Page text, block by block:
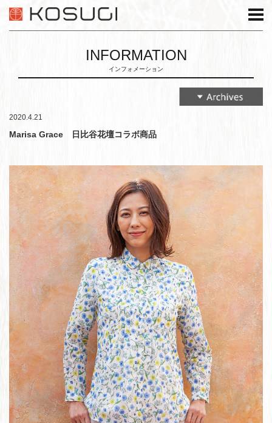
INFORMATION
インフォメーション
2020.4.21
Marisa Grace 日比谷花壇コラボ商品